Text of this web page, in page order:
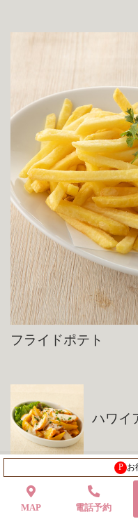
フライドポテト
ハワイ
生ハム
P お
MAP 電話予約